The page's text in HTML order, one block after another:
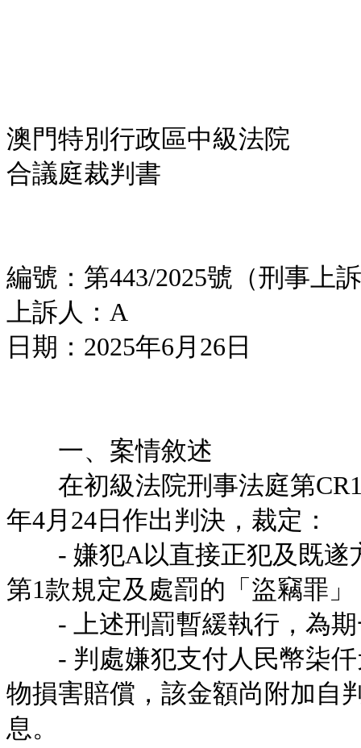
澳門特別行政區中級法院
合議庭裁判書
編號：第443/2025號（刑事上
上訴人：A
日期：2025年6月26日
一、案情敘述
在初級法院刑事法庭第CR1-
年4月24日作出判決，裁定：
- 嫌犯A以直接正犯及既遂
第1款規定及處罰的「盜竊罪
- 上述刑罰暫緩執行，為期
- 判處嫌犯支付人民幣柒仟
物損害賠償，該金額尚附加自
息。